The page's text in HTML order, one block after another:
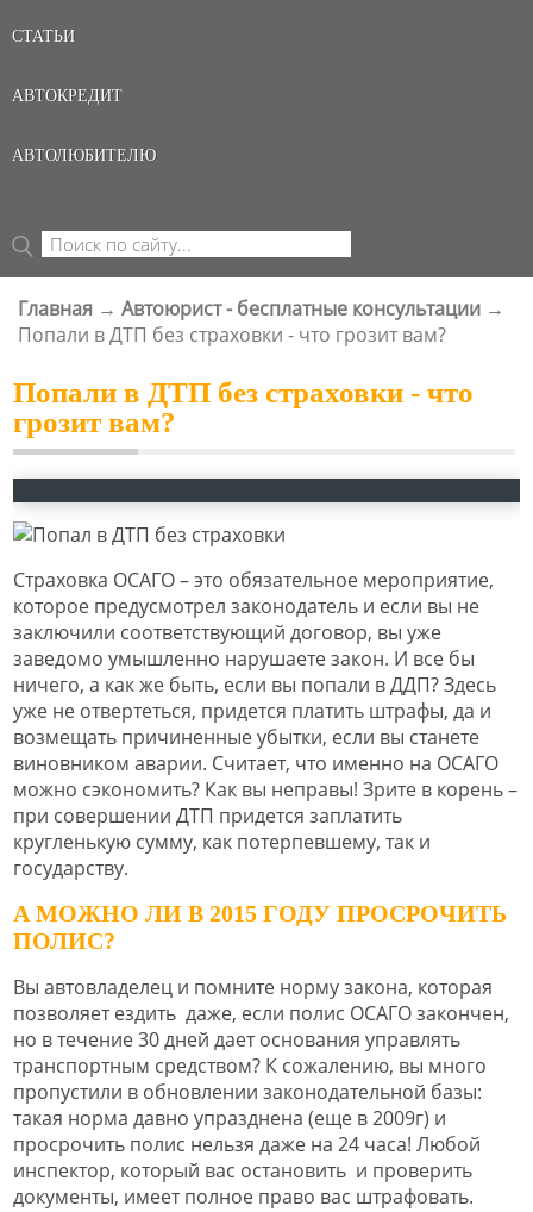
СТАТЬИ
АВТОКРЕДИТ
АВТОЛЮБИТЕЛЮ
ФОРМА ПОИСКА
Поиск
ВЫ ЗДЕСЬ
Главная → Автоюрист - бесплатные консультации →
Попали в ДТП без страховки - что грозит вам?
Попали в ДТП без страховки - что
грозит вам?
Страховка ОСАГО – это обязательное мероприятие,
которое предусмотрел законодатель и если вы не
заключили соответствующий договор, вы уже
заведомо умышленно нарушаете закон. И все бы
ничего, а как же быть, если вы попали в ДДП? Здесь
уже не отвертеться, придется платить штрафы, да и
возмещать причиненные убытки, если вы станете
виновником аварии. Считает, что именно на ОСАГО
можно сэкономить? Как вы неправы! Зрите в корень –
при совершении ДТП придется заплатить
кругленькую сумму, как потерпевшему, так и
государству.
А МОЖНО ЛИ В 2015 ГОДУ ПРОСРОЧИТЬ
ПОЛИС?
Вы автовладелец и помните норму закона, которая
позволяет ездить даже, если полис ОСАГО закончен,
но в течение 30 дней дает основания управлять
транспортным средством? К сожалению, вы много
пропустили в обновлении законодательной базы:
такая норма давно упразднена (еще в 2009г) и
просрочить полис нельзя даже на 24 часа! Любой
инспектор, который вас остановить и проверить
документы, имеет полное право вас штрафовать.